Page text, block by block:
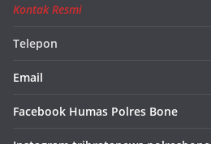
Kontak Resmi
Telepon
Email
Facebook Humas Polres Bone